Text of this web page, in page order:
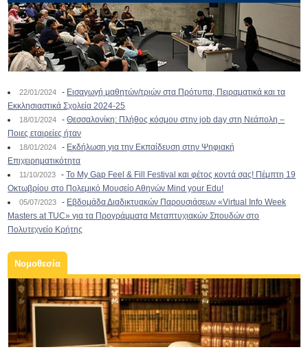
22/01/2024 - Εισαγωγή μαθητών/τριών στα Πρότυπα, Πειραματικά και τα
Εκκλησιαστικά Σχολεία 2024-25
18/01/2024 -Θεσσαλονίκη: Πλήθος κόσμου στην job day στη Νεάπολη –
Ποιες εταιρείες ήταν
18/01/2024 - Εκδήλωση για την Εκπαίδευση στην Ψηφιακή
Επιχειρηματικότητα
11/10/2023 -To My Gap Feel & Fill Festival και φέτος κοντά σας! Πέμπτη 19
Οκτωβρίου στο Πολεμικό Μουσείο Αθηνών Mind your Edu!
05/07/2023 - Εβδομάδα Διαδικτυακών Παρουσιάσεων «Virtual Info Week
Masters at TUC» για τα Προγράμματα Μεταπτυχιακών Σπουδών στο
Πολυτεχνείο Κρήτης
Νομοθεσία